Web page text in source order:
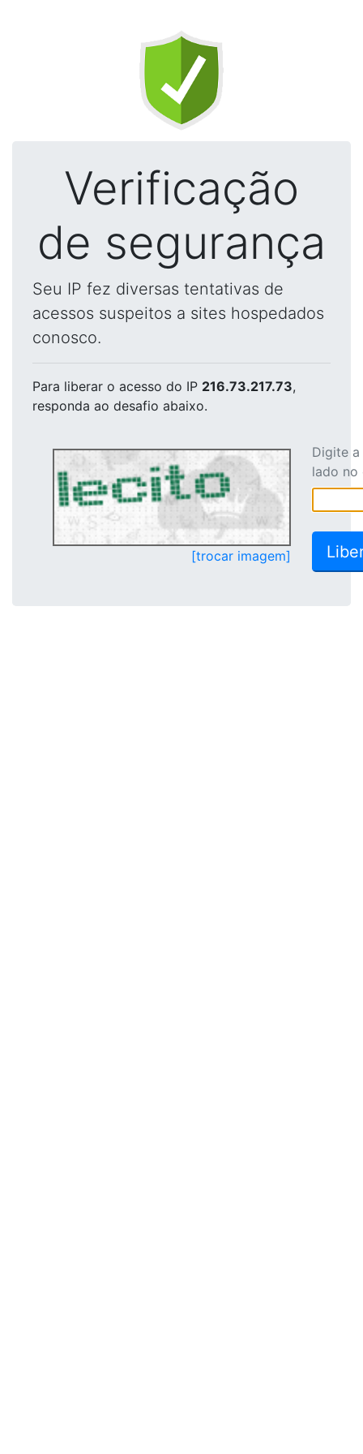
Verificação
de segurança
Seu IP fez diversas tentativas de
acessos suspeitos a sites hospedados
conosco.
Para liberar o acesso do IP 216.73.217.73,
responda ao desafio abaixo.
[trocar imagem]
Digite
lado no